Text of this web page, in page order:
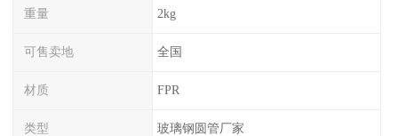
重量 2kg
可售卖地 全国
材质 FPR
类型 玻璃钢圆管厂家